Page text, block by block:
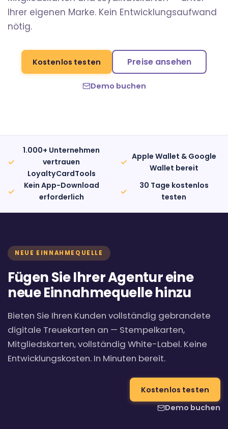
Ihrer eigenen Marke. Kein Entwicklungsaufwand
nötig.
Kostenlos testen Preise ansehen
Demo buchen
✓
1.000+ Unternehmen
vertrauen
LoyaltyCardTools
✓
Apple Wallet & Google
Wallet bereit
✓
Kein App-Download
erforderlich
✓
30 Tage kostenlos
testen
NEUE EINNAHMEQUELLE
Fügen Sie Ihrer Agentur eine
neue Einnahmequelle hinzu
Bieten Sie Ihren Kunden vollständig gebrandete
digitale Treuekarten an — Stempelkarten,
Mitgliedskarten, vollständig White-Label. Keine
Entwicklungskosten. In Minuten bereit.
Kostenlos testen
Demo buchen